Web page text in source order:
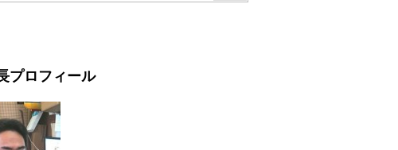
プロフィール